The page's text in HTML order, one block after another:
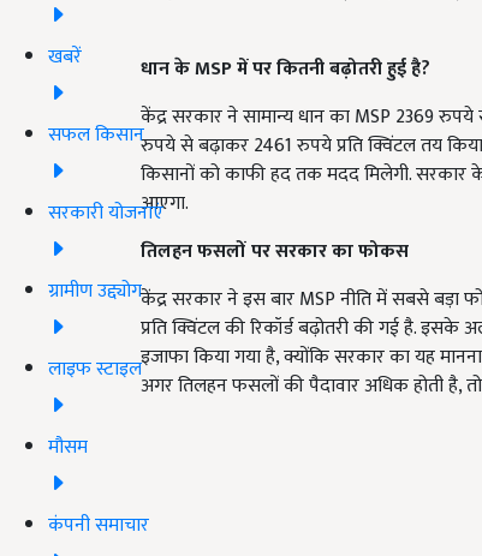
खबरें
सफल किसान
सरकारी योजनाएं
ग्रामीण उद्द्योग
लाइफ स्टाइल
मौसम
कंपनी समाचार
धान के MSP में पर कितनी बढ़ोतरी हुई है?
केंद्र सरकार ने सामान्य धान का MSP 2369
रुपये से बढ़ाकर 2461 रुपये प्रति क्विंटल तय
किसानों को काफी हद तक मदद मिलेगी. सरकार
आएगा.
तिलहन फसलों पर सरकार का फोकस
केंद्र सरकार ने इस बार MSP नीति में सबसे
प्रति क्विंटल की रिकॉर्ड बढ़ोतरी की गई है.
इजाफा किया गया है, क्योंकि सरकार का यह
अगर तिलहन फसलों की पैदावार अधिक होती है, तो